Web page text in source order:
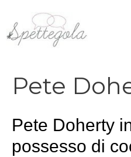
contenuto
Pete
Pete Doherty
possesso di